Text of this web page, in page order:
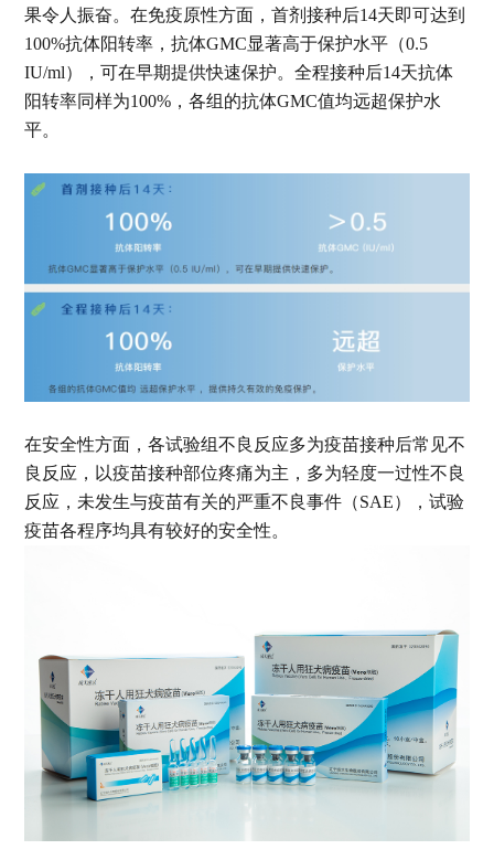
果令人振奋。在免疫原性方面，首剂接种后14天即可达到
100%抗体阳转率，抗体GMC显著高于保护水平（0.5
IU/ml），可在早期提供快速保护。全程接种后14天抗体
阳转率同样为100%，各组的抗体GMC值均远超保护水
平。
在安全性方面，各试验组不良反应多为疫苗接种后常见不
良反应，以疫苗接种部位疼痛为主，多为轻度一过性不良
反应，未发生与疫苗有关的严重不良事件（SAE），试验
疫苗各程序均具有较好的安全性。